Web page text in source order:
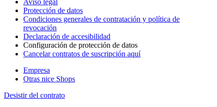
Aviso legal
Protección de datos
Condiciones generales de contratación y política de
revocación
Declaración de accesibilidad
Configuración de protección de datos
Cancelar contratos de suscripción aquí
Empresa
Otras nice Shops
Desistir del contrato